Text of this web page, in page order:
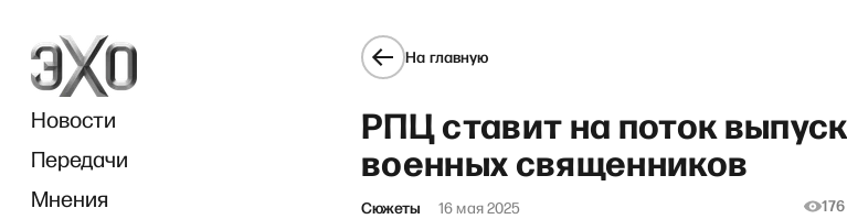
Новости
Передачи
Мнения
На главную
РПЦ ставит на поток выпуск
военных священников
Сюжеты 16 мая 2025 176